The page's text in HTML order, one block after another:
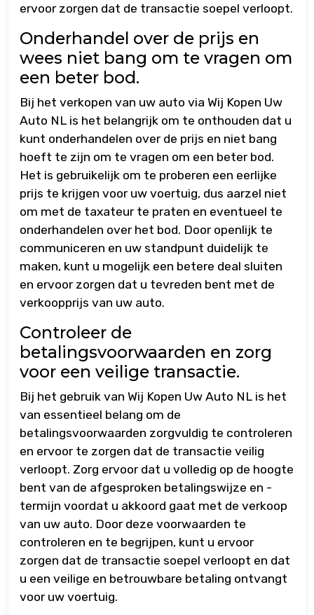
ervoor zorgen dat de transactie soepel verloopt.
Onderhandel over de prijs en
wees niet bang om te vragen om
een beter bod.
Bij het verkopen van uw auto via Wij Kopen Uw
Auto NL is het belangrijk om te onthouden dat u
kunt onderhandelen over de prijs en niet bang
hoeft te zijn om te vragen om een beter bod.
Het is gebruikelijk om te proberen een eerlijke
prijs te krijgen voor uw voertuig, dus aarzel niet
om met de taxateur te praten en eventueel te
onderhandelen over het bod. Door openlijk te
communiceren en uw standpunt duidelijk te
maken, kunt u mogelijk een betere deal sluiten
en ervoor zorgen dat u tevreden bent met de
verkoopprijs van uw auto.
Controleer de
betalingsvoorwaarden en zorg
voor een veilige transactie.
Bij het gebruik van Wij Kopen Uw Auto NL is het
van essentieel belang om de
betalingsvoorwaarden zorgvuldig te controleren
en ervoor te zorgen dat de transactie veilig
verloopt. Zorg ervoor dat u volledig op de hoogte
bent van de afgesproken betalingswijze en -
termijn voordat u akkoord gaat met de verkoop
van uw auto. Door deze voorwaarden te
controleren en te begrijpen, kunt u ervoor
zorgen dat de transactie soepel verloopt en dat
u een veilige en betrouwbare betaling ontvangt
voor uw voertuig.